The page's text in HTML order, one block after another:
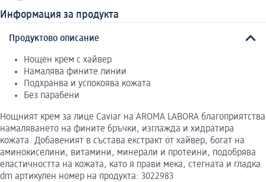
Информация за продукта
Продуктово описание
Нощен крем с хайвер
Намалява фините линии
Подхранва и успокоява кожата
Без парабени
Нощният крем за лице Caviar на AROMA LABORA благоприятства
намаляването на фините бръчки, изглажда и хидратира
кожата. Добавеният в състава екстракт от хайвер, богат на
аминокиселини, витамини, минерали и протеини, подобрява
еластичността на кожата, като я прави мека, стегната и гладка.
dm артикулен номер на продукта: 3022983